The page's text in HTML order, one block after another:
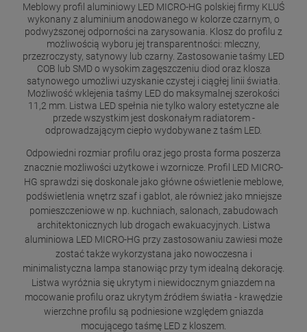
Meblowy profil aluminiowy LED MICRO-HG polskiej firmy KLUŚ
wykonany z aluminium anodowanego w kolorze czarnym, o
podwyższonej odporności na zarysowania. Klosz do profilu z
możliwością wyboru jej transparentności: mleczny,
przezroczysty, satynowy lub czarny. Zastosowanie taśmy LED
COB lub SMD o wysokim zagęszczeniu diod oraz klosza
satynowego umożliwi uzyskanie czystej i ciągłej linii światła.
Możliwość wklejenia taśmy LED do maksymalnej szerokości
11,2 mm. Listwa LED spełnia nie tylko walory estetyczne ale
przede wszystkim jest doskonałym radiatorem -
odprowadzającym ciepło wydobywane z taśm LED.
Odpowiedni rozmiar profilu oraz jego prosta forma poszerza
znacznie możliwości użytkowe i wzornicze. Profil LED MICRO-
HG sprawdzi się doskonale jako główne oświetlenie meblowe,
podświetlenia wnętrz szaf i gablot, ale również jako mniejsze
pomieszczeniowe w np. kuchniach, salonach, zabudowach
architektonicznych lub drogach ewakuacyjnych. Listwa
aluminiowa LED MICRO-HG przy zastosowaniu zawiesi może
zostać także wykorzystana jako nowoczesna i
minimalistyczna lampa stanowiąc przy tym idealną dekorację.
Listwa wyróżnia się ukrytym i niewidocznym gniazdem na
mocowanie profilu oraz ukrytym źródłem światła - krawędzie
wierzchne profilu są podniesione względem gniazda
mocującego taśmę LED z kloszem.